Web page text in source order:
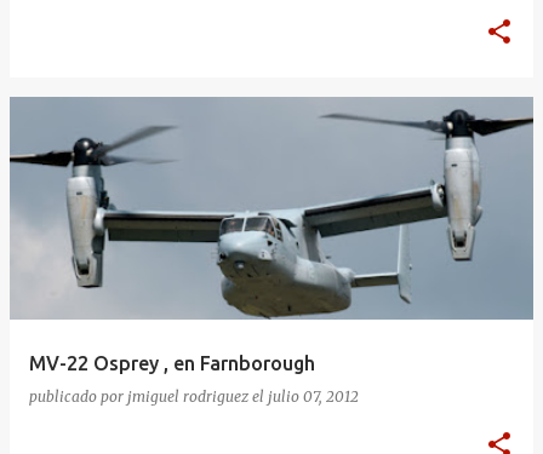
MV-22 Osprey , en Farnborough
publicado por jmiguel rodriguez el julio 07, 2012